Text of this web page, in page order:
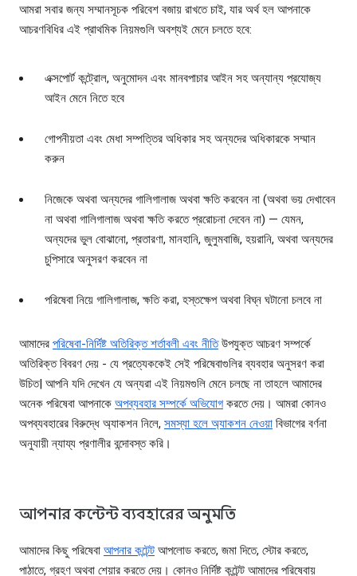
আমরা সবার জন্য সম্মানসূচক পরিবেশ বজায় রাখতে চাই, যার অর্থ হল আপনাকে
আচরণবিধির এই প্রাথমিক নিয়মগুলি অবশ্যই মেনে চলতে হবে:
এক্সপোর্ট কন্ট্রোল, অনুমোদন এবং মানবপাচার আইন সহ অন্যান্য প্রযোজ্য
আইন মেনে নিতে হবে
গোপনীয়তা এবং মেধা সম্পত্তির অধিকার সহ অন্যদের অধিকারকে সম্মান
করুন
নিজেকে অথবা অন্যদের গালিগালাজ অথবা ক্ষতি করবেন না (অথবা ভয় দেখাবেন
না অথবা গালিগালাজ অথবা ক্ষতি করতে প্ররোচনা দেবেন না) — যেমন,
অন্যদের ভুল বোঝানো, প্রতারণা, মানহানি, জুলুমবাজি, হয়রানি, অথবা অন্যদের
চুপিসারে অনুসরণ করবেন না
পরিষেবা নিয়ে গালিগালাজ, ক্ষতি করা, হস্তক্ষেপ অথবা বিঘ্ন ঘটানো চলবে না
আমাদের পরিষেবা-নির্দিষ্ট অতিরিক্ত শর্তাবলী এবং নীতিউপযুক্ত আচরণ সম্পর্কে
অতিরিক্ত বিবরণ দেয় - যে প্রত্যেককেই সেই পরিষেবাগুলির ব্যবহার অনুসরণ করা
উচিত| আপনি যদি দেখেন যে অন্যরা এই নিয়মগুলি মেনে চলছে না তাহলে আমাদের
অনেক পরিষেবা আপনাকে অপব্যবহার সম্পর্কে অভিযোগ করতে দেয়। আমরা কোনও
অপব্যবহারের বিরুদ্ধে অ্যাকশন নিলে, সমস্যা হলে অ্যাকশন নেওয়া বিভাগের বর্ণনা
অনুযায়ী ন্যায্য প্রণালীর বন্দোবস্ত করি।
আপনার কন্টেন্ট ব্যবহারের অনুমতি
আমাদের কিছু পরিষেবা আপনার কন্টেন্ট আপলোড করতে, জমা দিতে, স্টোর করতে,
পাঠাতে, গ্রহণ অথবা শেয়ার করতে দেয়। কোনও নির্দিষ্ট কন্টেন্ট আমাদের পরিষেবায়